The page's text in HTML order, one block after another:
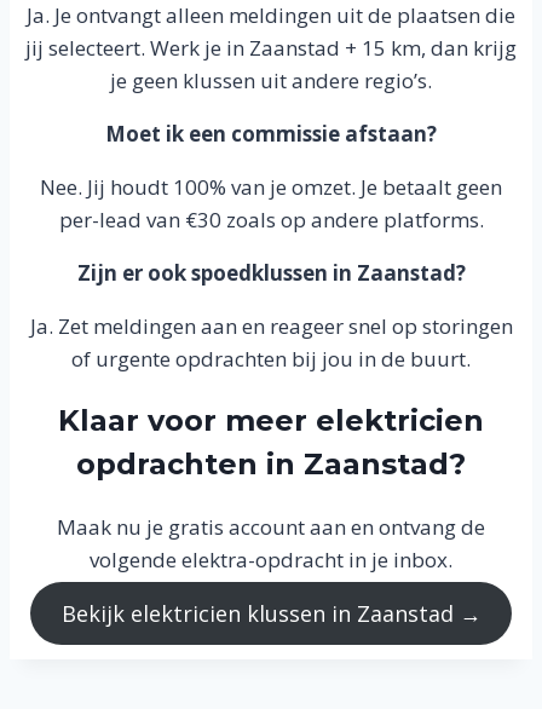
Ja. Je ontvangt alleen meldingen uit de plaatsen die
jij selecteert. Werk je in Zaanstad + 15 km, dan krijg
je geen klussen uit andere regio’s.
Moet ik een commissie afstaan?
Nee. Jij houdt 100% van je omzet. Je betaalt geen
per-lead van €30 zoals op andere platforms.
Zijn er ook spoedklussen in Zaanstad?
Ja. Zet meldingen aan en reageer snel op storingen
of urgente opdrachten bij jou in de buurt.
Klaar voor meer elektricien
opdrachten in Zaanstad?
Maak nu je gratis account aan en ontvang de
volgende elektra-opdracht in je inbox.
Bekijk elektricien klussen in Zaanstad →